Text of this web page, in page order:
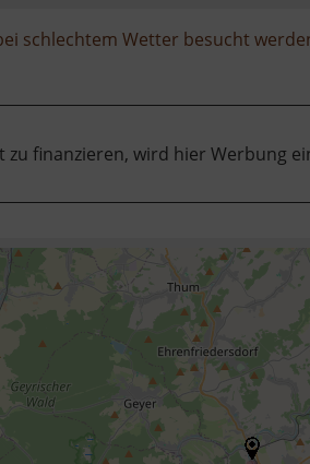
schlechtem Wetter besucht
zu finanzieren, wird hier Werbung